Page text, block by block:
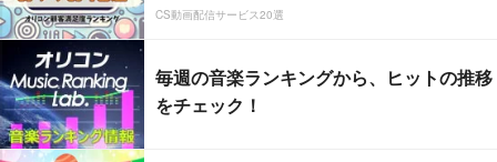
CS動画配信サービス20選
毎週の音楽ランキングから、ヒットの推移
をチェック！